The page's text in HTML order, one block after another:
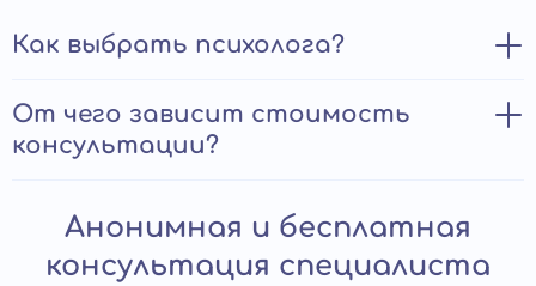
Как выбрать психолога?
Несколько практичных советов:
Заранее обозначьте тематику проблемы.
Уточните информацию о выбранном психологе:
образование, стаж работы, сертификаты.
От чего зависит стоимость
консультации?
специалиста – стоимость разовой консультации
психолога. Цена зависит от следующих факторов:
Анонимная и бесплатная
консультация специалиста